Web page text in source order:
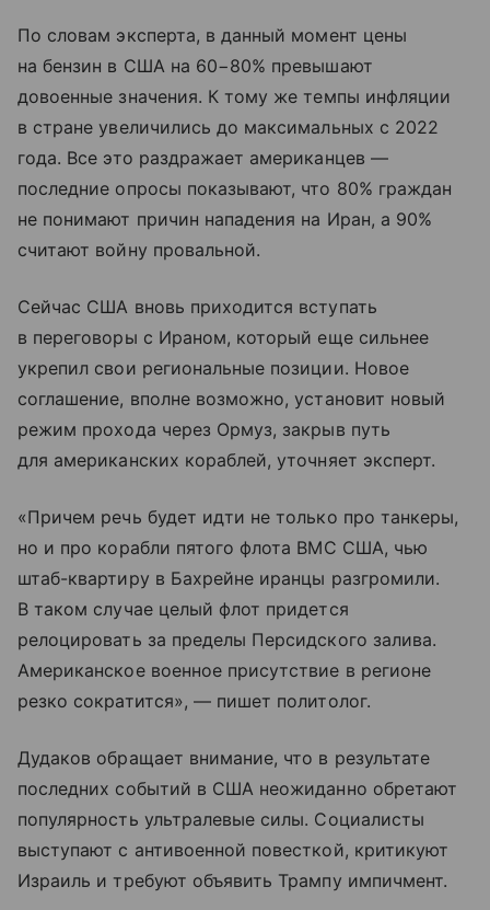
По словам эксперта, в данный момент цены
на бензин в США на 60−80% превышают
довоенные значения. К тому же темпы инфляции
в стране увеличились до максимальных с 2022
года. Все это раздражает американцев —
последние опросы показывают, что 80% граждан
не понимают причин нападения на Иран, а 90%
считают войну провальной.
Сейчас США вновь приходится вступать
в переговоры с Ираном, который еще сильнее
укрепил свои региональные позиции. Новое
соглашение, вполне возможно, установит новый
режим прохода через Ормуз, закрыв путь
для американских кораблей, уточняет эксперт.
«Причем речь будет идти не только про танкеры,
но и про корабли пятого флота ВМС США, чью
штаб-квартиру в Бахрейне иранцы разгромили.
В таком случае целый флот придется
релоцировать за пределы Персидского залива.
Американское военное присутствие в регионе
резко сократится», — пишет политолог.
Дудаков обращает внимание, что в результате
последних событий в США неожиданно обретают
популярность ультралевые силы. Социалисты
выступают с антивоенной повесткой, критикуют
Израиль и требуют объявить Трампу импичмент.